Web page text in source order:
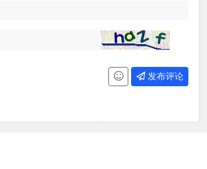
发布评论